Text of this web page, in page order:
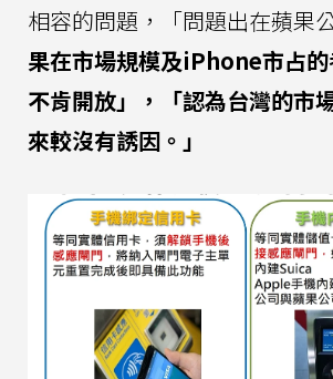
相容的問題，「問題出在蘋果
果在市場規模及iPhone市占
不肯開放」，「認為台灣的市
來較沒有誘因。」